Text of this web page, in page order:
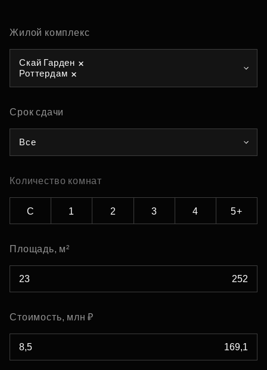
Жилой комплекс
Скай Гарден
Роттердам
Срок сдачи
Все
Количество комнат
С 1 2 3 4 5+
Площадь, м²
Стоимость, млн ₽